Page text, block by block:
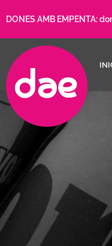
DONES AMB EMPENTA: